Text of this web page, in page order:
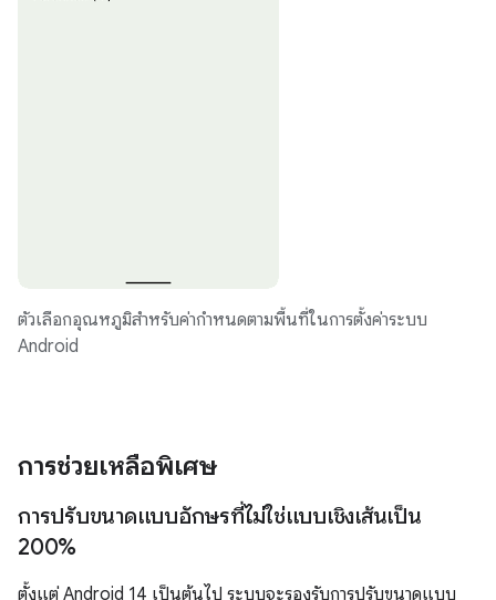
ตัวเลือกอุณหภูมิสำหรับค่ากำหนดตามพื้นที่ในการตั้งค่าระบบ
Android
การช่วยเหลือพิเศษ
การปรับขนาดแบบอักษรที่ไม่ใช่แบบเชิงเส้นเป็น
200%
ตั้งแต่ Android 14 เป็นต้นไป ระบบจะรองรับการปรับขนาดแบบ